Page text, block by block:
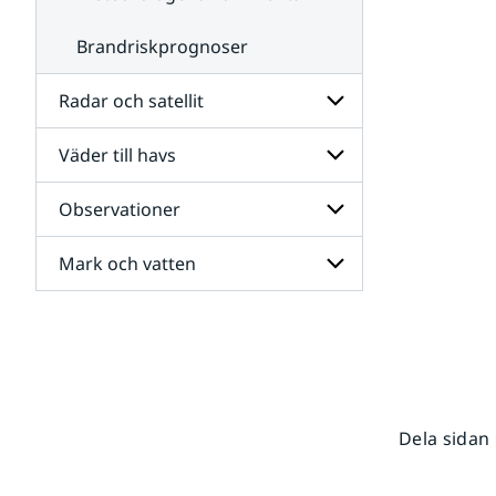
Brandriskprognoser
Radar och satellit
Undersidor
för
Radar
och
satellit
Väder till havs
Undersidor
för
Väder
till
havs
Observationer
Undersidor
för
Mark och vatten
Dela sidan